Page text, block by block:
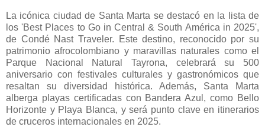
La icónica ciudad de Santa Marta se destacó en la lista de
los 'Best Places to Go in Central & South América in 2025',
de Condé Nast Traveler. Este destino, reconocido por su
patrimonio afrocolombiano y maravillas naturales como el
Parque Nacional Natural Tayrona, celebrará su 500
aniversario con festivales culturales y gastronómicos que
resaltan su diversidad histórica. Además, Santa Marta
alberga playas certificadas con Bandera Azul, como Bello
Horizonte y Playa Blanca, y será punto clave en itinerarios
de cruceros internacionales en 2025.